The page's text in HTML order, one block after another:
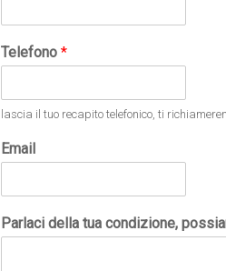
Telefono*
lascia il tuo recapito telefonico, ti
Email
Parlaci della tua condizione,